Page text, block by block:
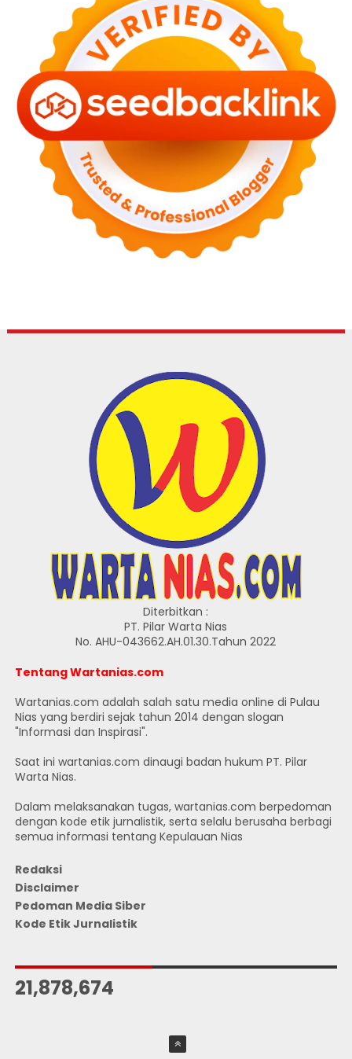
Diterbitkan :
PT. Pilar Warta Nias
No. AHU-043662.AH.01.30.Tahun 2022
Tentang Wartanias.com
Wartanias.com adalah salah satu media online di Pulau
Nias yang berdiri sejak tahun 2014 dengan slogan
"Informasi dan Inspirasi".
Saat ini wartanias.com dinaugi badan hukum PT. Pilar
Warta Nias.
Dalam melaksanakan tugas, wartanias.com berpedoman
dengan kode etik jurnalistik, serta selalu berusaha berbagi
semua informasi tentang Kepulauan Nias
Redaksi
Disclaimer
Pedoman Media Siber
Kode Etik Jurnalistik
21,878,674